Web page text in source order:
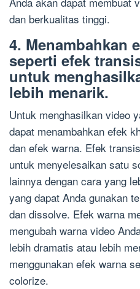
dan berkualitas tinggi.
4. Menambahkan
seperti efek
untuk
lebih menarik.
Untuk menghasilkan video
dapat menambahkan efek
dan efek warna. Efek
untuk menyelesaikan satu
lainnya dengan cara yang
yang dapat Anda gunakan
dan dissolve. Efek warna
mengubah warna video
lebih dramatis atau lebih
menggunakan efek warna
colorize.